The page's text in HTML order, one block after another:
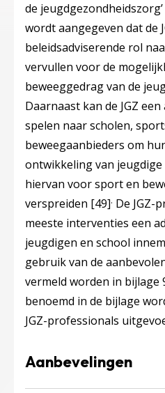
de
wordt aangegeven dat de
beleidsadviserende rol
vervullen voor de
beweeggedrag van de
Daarnaast kan de JGZ
spelen naar scholen,
beweegaanbieders om
ontwikkeling van jeugdige
hiervan voor sport en
verspreiden [49]. De JGZ-
meeste interventies een
jeugdigen en school
gebruik van de
vermeld worden in bijlage
benoemd in de bijlage
JGZ-professionals
Aanbevelingen